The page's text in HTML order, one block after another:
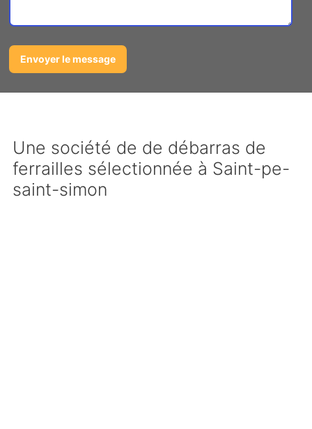
Une société de de débarras de
ferrailles sélectionnée à Saint-pe-
saint-simon